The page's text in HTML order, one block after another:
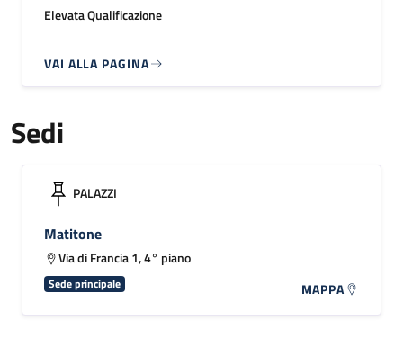
Elevata Qualificazione
VAI ALLA PAGINA
Sedi
PALAZZI
Matitone
Via di Francia 1, 4° piano
Sede principale MAPPA